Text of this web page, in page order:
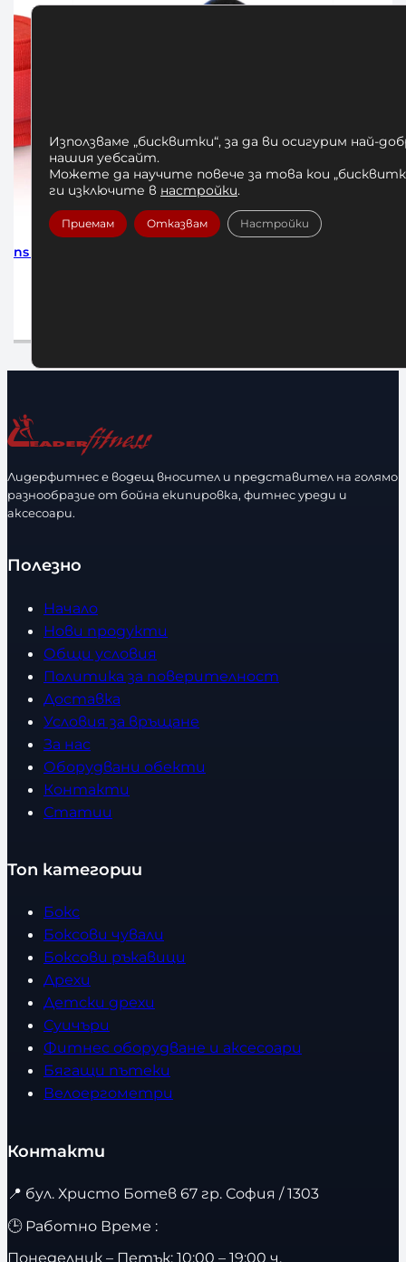
Лидерфитнес е водещ вносител и представител на голямо
разнообразие от бойна екипировка, фитнес уреди и
аксесоари.
Полезно
Начало
Нови продукти
Общи условия
Политика за поверителност
Доставка
Условия за връщане
За нас
Оборудвани обекти
Контакти
Статии
Топ категории
Бокс
Боксови чували
Боксови ръкавици
Дрехи
Детски дрехи
Суичъри
Фитнес оборудване и аксесоари
Бягащи пътеки
Велоергометри
Контакти
📍 бул. Христо Ботев 67 гр. София / 1303
🕒 Работно Време :
Понеделник – Петък: 10:00 – 19:00 ч.
Използваме „бисквитки“, за да ви осигурим най-
нашия уебсайт.
Можете да научите повече за това кои
ги изключите в настройки.
Приемам Отказвам Настройки